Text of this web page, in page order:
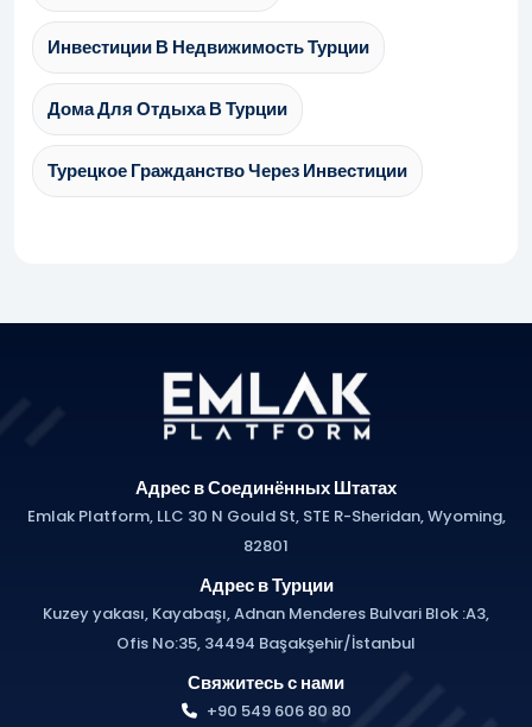
Инвестиции В Недвижимость Турции
Дома Для Отдыха В Турции
Турецкое Гражданство Через Инвестиции
Адрес в Соединённых Штатах
Emlak Platform, LLC 30 N Gould St, STE R-Sheridan, Wyoming,
82801
Адрес в Турции
Kuzey yakası, Kayabaşı, Adnan Menderes Bulvari Blok :A3,
Ofis No:35, 34494 Başakşehir/İstanbul
Свяжитесь с нами
+90 549 606 80 80